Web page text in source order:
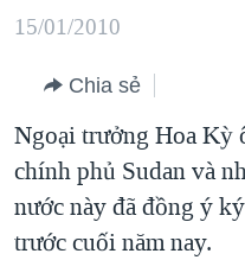
Tới
hướng
chính
"Tìm"
MỤC
TỰ DO BÁO CHÍ
VẠCH TRẦN TIN GIẢ
NGƯỜI VIỆT HẢI NGOẠI
CHUYÊN ĐỀ
CHIẾN TRANH THƯƠNG
TẠI
HÀNH TRÌNH BẦU CỬ
HỌC TIẾNG ANH
VIDEO
15/01/2010
Chia sẻ
Ngoại trưởng Hoa Kỳ
chính phủ Sudan và
nước này đã đồng ý
trước cuối năm nay.